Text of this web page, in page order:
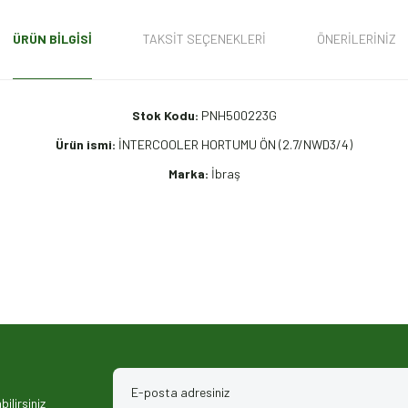
ÜRÜN BILGISI TAKSIT SEÇENEKLERI ÖNERILERINIZ
Stok Kodu: PNH500223G
Ürün ismi: İNTERCOOLER HORTUMU ÖN (2.7/NWD3/4)
Marka: İbraş